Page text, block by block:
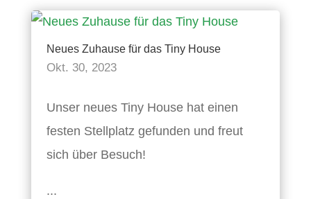
Neues Zuhause für das Tiny House
Okt. 30, 2023
Unser neues Tiny House hat einen
festen Stellplatz gefunden und freut
sich über Besuch!
...